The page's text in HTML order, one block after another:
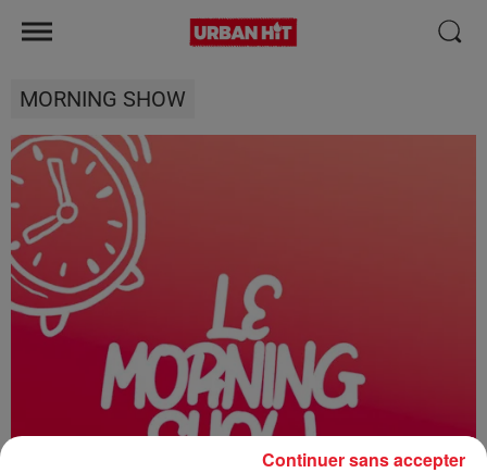
MORNING SHOW
Continuer sans accepter